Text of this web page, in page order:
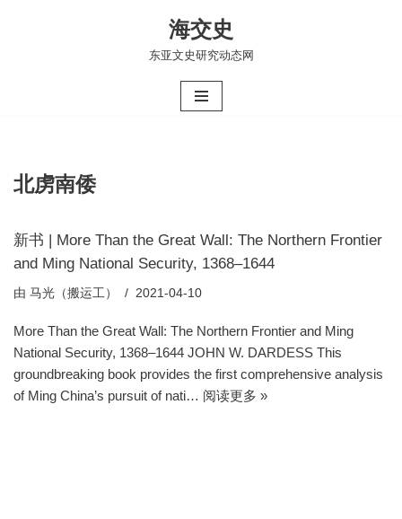
海交史
东亚文史研究动态网
北虏南倭
新书 | More Than the Great Wall: The Northern Frontier
and Ming National Security, 1368–1644
由 马光（搬运工） 2021-04-10
More Than the Great Wall: The Northern Frontier and Ming
National Security, 1368–1644 JOHN W. DARDESS This
groundbreaking book provides the first comprehensive analysis
of Ming China’s pursuit of nati… 阅读更多 »